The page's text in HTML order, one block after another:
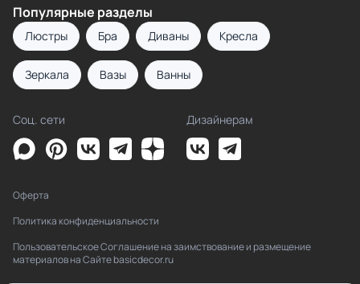
Популярные разделы
Люстры Бра Диваны Кресла
Зеркала Вазы Ванны
Соц. сети Дизайнерам
Оферта
Политика конфиденциальности
Пользовательское Соглашение на заимствование и размещение
материалов на Сайте basicdecor.ru